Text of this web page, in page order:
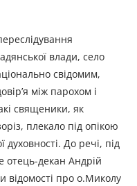
влади, село
свідомим,
між парохом і
священики, як
плекало під опікою
духовності. До речі, під
отець-декан Андрій
про о.Миколу